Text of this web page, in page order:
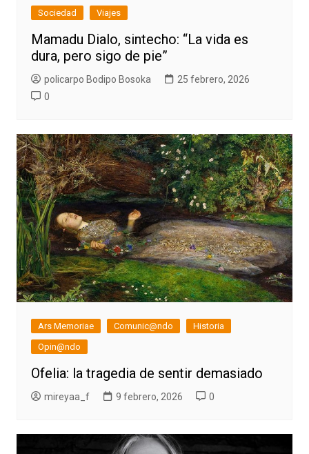
Sociedad
Viajes
Mamadu Dialo, sintecho: “La vida es
dura, pero sigo de pie”
policarpo Bodipo Bosoka
25 febrero, 2026
0
Ars Memoriae Comunic@ndo
Historia
Opin@ndo
Ofelia: la tragedia de sentir demasiado
mireyaa_f 9 febrero, 2026 0